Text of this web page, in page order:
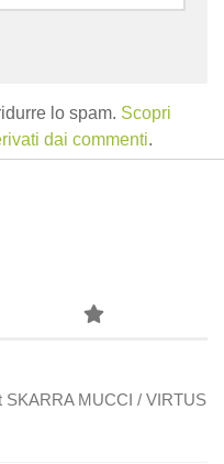
lo spam. Scopri
dai commenti.
SKARRA MUCCI / VIRTUS